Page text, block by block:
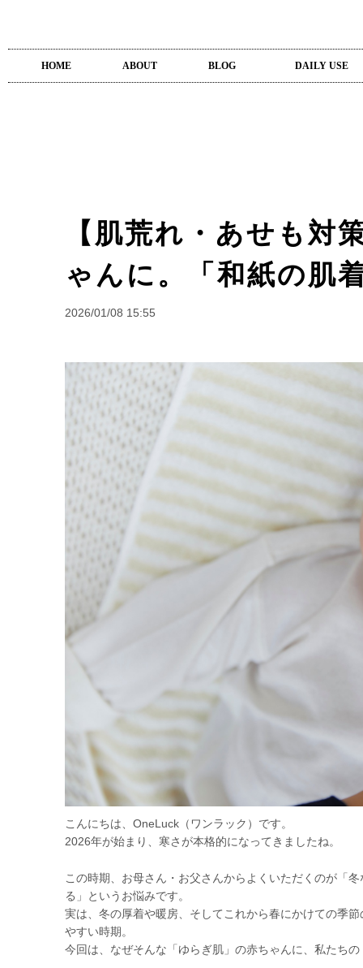
HOME ABOUT BLOG DAILY USE
【肌荒れ・あせも対
ゃんに。「和紙の肌
2026/01/08 15:55
こんにちは、OneLuck（ワンラック）です。
2026年が始まり、寒さが本格的になってきましたね。
この時期、お母さん・お父さんからよくいただくのが「
る」というお悩みです。
実は、冬の厚着や暖房、そしてこれから春にかけての季
やすい時期。
今回は、なぜそんな「ゆらぎ肌」の赤ちゃんに、私たち